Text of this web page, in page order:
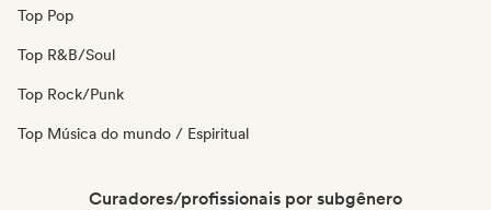
Top Pop
Top R&B/Soul
Top Rock/Punk
Top Música do mundo / Espiritual
Curadores/profissionais por subgênero